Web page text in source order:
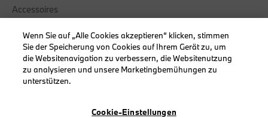
Accessoires
BMW M
BMW Motorsport
Wenn Sie auf „Alle Cookies akzeptieren“ klicken, stimmen
Sie der Speicherung von Cookies auf Ihrem Gerät zu, um
die Websitenavigation zu verbessern, die Websitenutzung
zu analysieren und unsere Marketingbemühungen zu
unterstützen.
Cookie-Einstellungen